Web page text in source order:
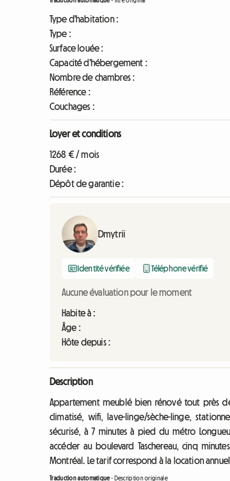
Type d'habitation :
Type :
Surface louée :
Capacité d'hébergement :
Nombre de chambres :
Référence :
Couchages :
Loyer et conditions
1268 € / mois
Durée :
Dépôt de garantie :
Dmytrii
Identité vérifiée Téléphone vérifié
Aucune évaluation pour le moment
Habite à :
Âge :
Hôte depuis :
Description
Appartement meublé bien rénové tout près
climatisé, wifi, lave-linge/sèche-linge,
sécurisé, à 7 minutes à pied du métro
accéder au boulevard Taschereau, cinq
Montréal. Le tarif correspond à la location
Traduction automatique- Description originale